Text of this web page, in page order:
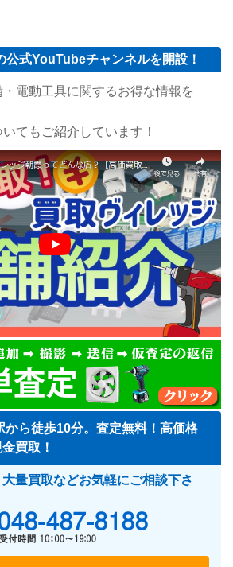
公式YouTubeチャンネルを開設！
電動工具に関するお得な情報を
てもご紹介しています！
から徒歩10分。査定無料！高価格
買取！
量買取などお気軽にご相談下さ